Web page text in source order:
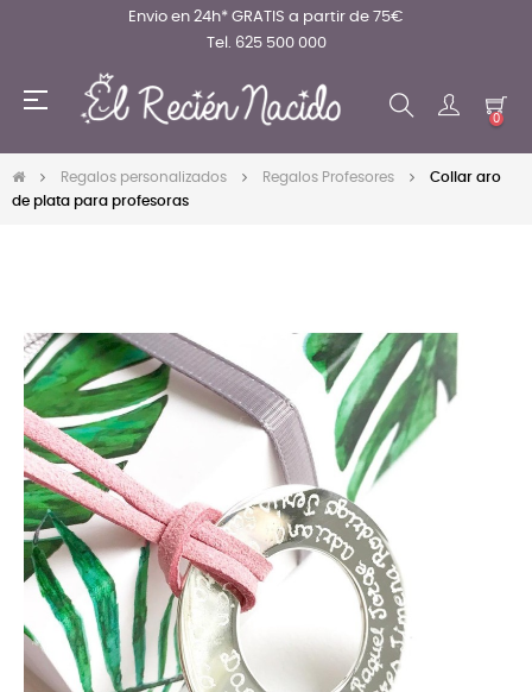
Envio en 24h* GRATIS a partir de 75€
Tel. 625 500 000
Navegación
☰
0
Regalos personalizados Regalos Profesores
Collar aro
de plata para profesoras